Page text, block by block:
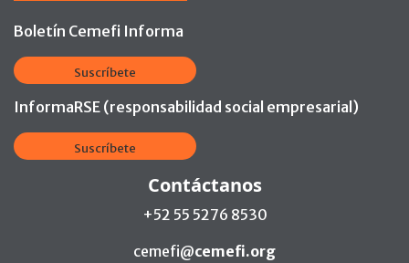
Boletín Cemefi Informa
Suscríbete
InformaRSE (responsabilidad social empresarial)
Suscríbete
Contáctanos
+52 55 5276 8530
cemefi@cemefi.org